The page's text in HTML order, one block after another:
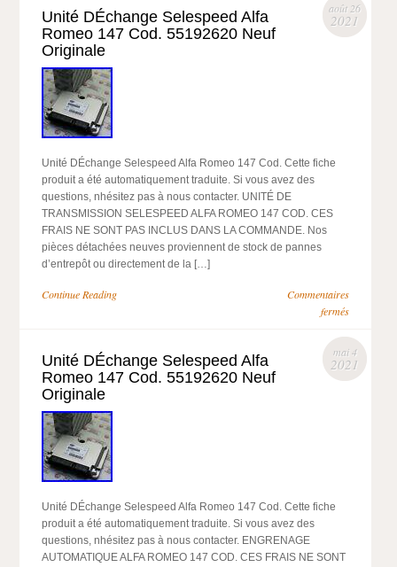
août 26
2021
Unité DÉchange Selespeed Alfa
Romeo 147 Cod. 55192620 Neuf
Originale
Unité DÉchange Selespeed Alfa Romeo 147 Cod. Cette fiche
produit a été automatiquement traduite. Si vous avez des
questions, nhésitez pas à nous contacter. UNITÉ DE
TRANSMISSION SELESPEED ALFA ROMEO 147 COD. CES
FRAIS NE SONT PAS INCLUS DANS LA COMMANDE. Nos
pièces détachées neuves proviennent de stock de pannes
d’entrepôt ou directement de la […]
Continue Reading
Commentaires
fermés
mai 4
2021
Unité DÉchange Selespeed Alfa
Romeo 147 Cod. 55192620 Neuf
Originale
Unité DÉchange Selespeed Alfa Romeo 147 Cod. Cette fiche
produit a été automatiquement traduite. Si vous avez des
questions, nhésitez pas à nous contacter. ENGRENAGE
AUTOMATIQUE ALFA ROMEO 147 COD. CES FRAIS NE SONT